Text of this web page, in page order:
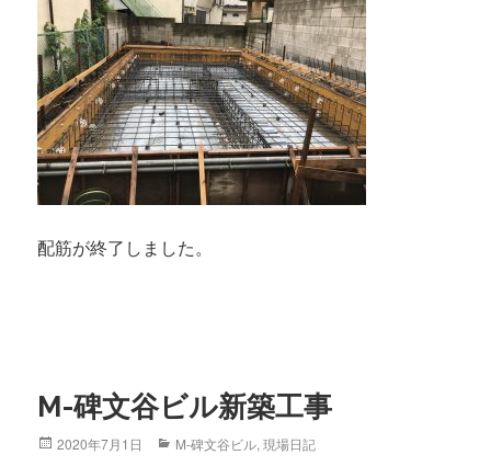
配筋が終了しました。
M-碑文谷ビル新築工事
Posted
2020年7月1日 Categories
M-碑文谷ビル,現場日記